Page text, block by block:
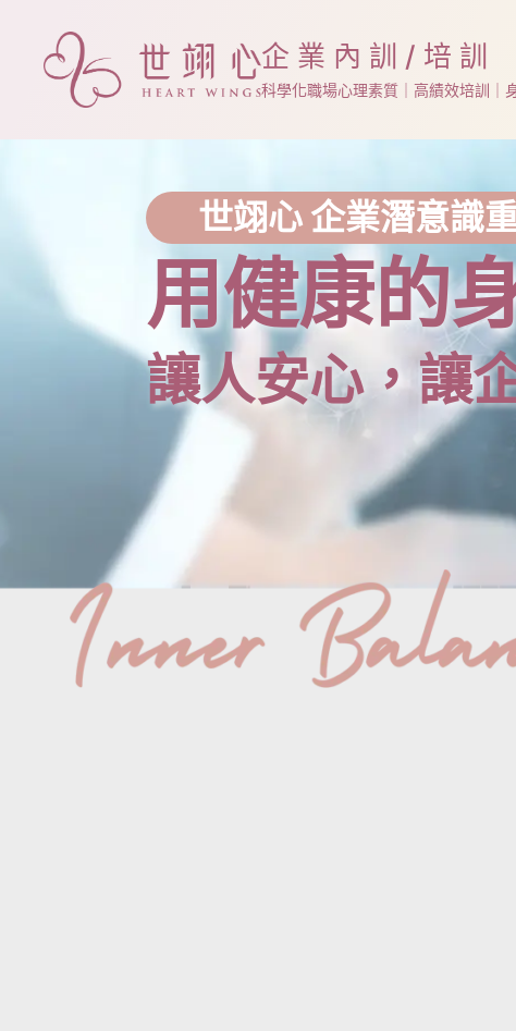
content
企業內訓/培訓
科學化職場心理素質｜高績效培訓｜
世翊心 企業潛意識
用健康的
讓人安心，讓